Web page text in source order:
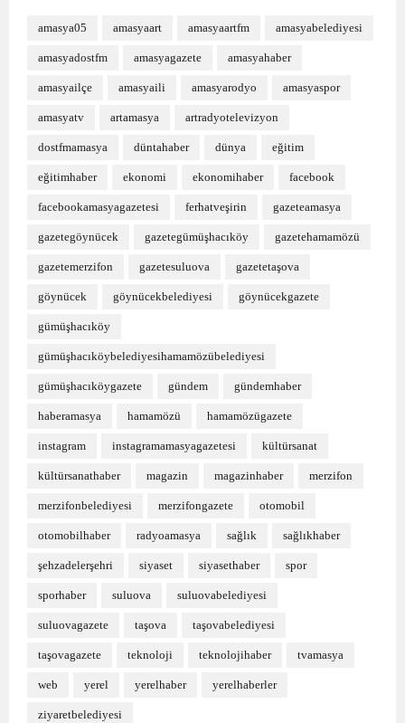
amasya05 amasyaart amasyaartfm amasyabelediyesi
amasyadostfm amasyagazete amasyahaber
amasyailçe amasyaili amasyarodyo amasyaspor
amasyatv artamasya artradyotelevizyon
dostfmamasya düntahaber dünya eğitim
eğitimhaber ekonomi ekonomihaber facebook
facebookamasyagazetesi ferhatveşirin gazeteamasya
gazetegöynücek gazetegümüşhacıköy gazetehamamözü
gazetemerzifon gazetesuluova gazetetaşova
göynücek göynücekbelediyesi göynücekgazete
gümüşhacıköy
gümüşhacıköybelediyesihamamözübelediyesi
gümüşhacıköygazete gündem gündemhaber
haberamasya hamamözü hamamözügazete
instagram instagramamasyagazetesi kültürsanat
kültürsanathaber magazin magazinhaber merzifon
merzifonbelediyesi merzifongazete otomobil
otomobilhaber radyoamasya sağlık sağlıkhaber
şehzadelerşehri siyaset siyasethaber spor
sporhaber suluova suluovabelediyesi
suluovagazete taşova taşovabelediyesi
taşovagazete teknoloji teknolojihaber tvamasya
web yerel yerelhaber yerelhaberler
ziyaretbelediyesi